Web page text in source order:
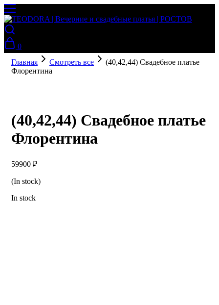
0
Главная
Смотреть все
(40,42,44) Свадебное платье
Флорентина
(40,42,44) Свадебное платье
Флорентина
59900 ₽
(In stock)
In stock